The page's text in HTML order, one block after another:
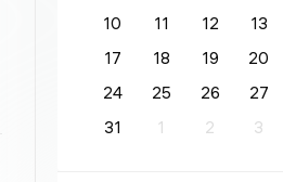
10
11 12 13
17
18 19 20
24
25 26 27
31
1 2 3